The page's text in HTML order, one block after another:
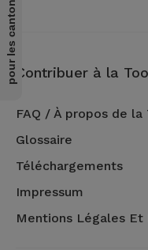
Contribuer à la
FAQ / À propos de la
Glossaire
Téléchargements
Impressum
Mentions Légales